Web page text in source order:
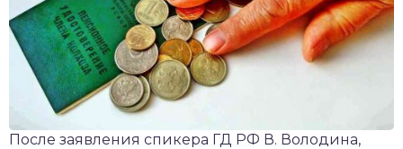
После заявления спикера ГД РФ В. Володина,